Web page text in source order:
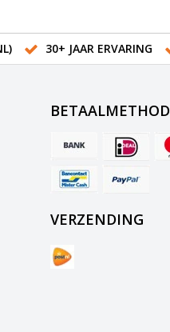
30+ JAAR ERVARING
VERZENDING